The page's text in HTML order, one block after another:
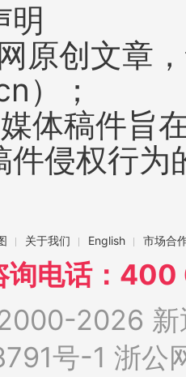
明
原创文章
）；
体稿件旨
件侵权行为
关于我们 English 市场合
询电话：
2026 新
号-1 浙公